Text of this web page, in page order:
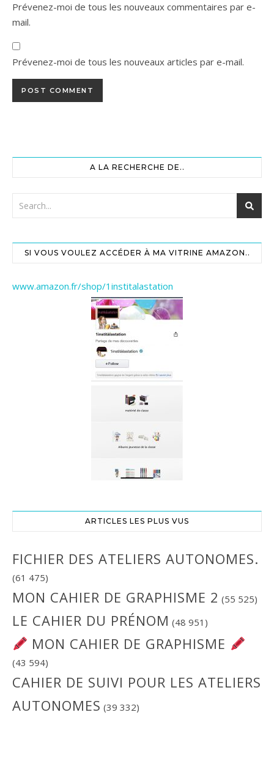
Prévenez-moi de tous les nouveaux commentaires par e-
mail.
Prévenez-moi de tous les nouveaux articles par e-mail.
A LA RECHERCHE DE..
SI VOUS VOULEZ ACCÉDER À MA VITRINE AMAZON..
www.amazon.fr/shop/1institalastation
ARTICLES LES PLUS VUS
FICHIER DES ATELIERS AUTONOMES.
(61 475)
MON CAHIER DE GRAPHISME 2 (55 525)
LE CAHIER DU PRÉNOM (48 951)
MON CAHIER DE GRAPHISME
(43 594)
CAHIER DE SUIVI POUR LES ATELIERS
AUTONOMES (39 332)